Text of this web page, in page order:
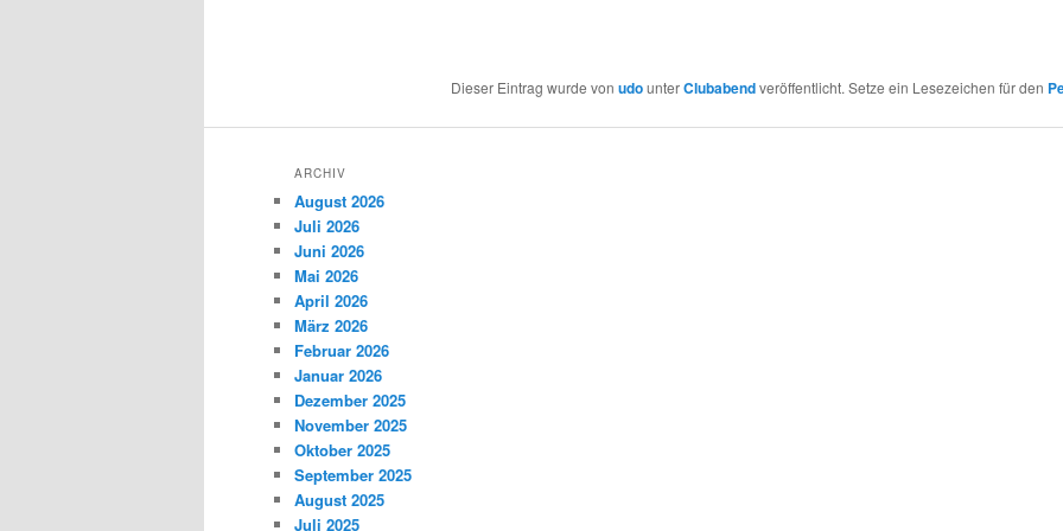
Dieser Eintrag wurde von udounterClubabendveröffentlicht. Setze ein Lesezeichen für den
ARCHIV
August 2026
Juli 2026
Juni 2026
Mai 2026
April 2026
März 2026
Februar 2026
Januar 2026
Dezember 2025
November 2025
Oktober 2025
September 2025
August 2025
Juli 2025